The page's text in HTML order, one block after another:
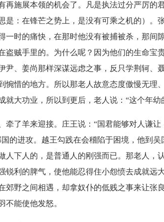
再施展本领的机会了。凡是执法过分严厉的
是：在锋芒之势上，是没有可乘之机的）。
一时的痛快，在那时他没有被捕被杀，那间
盗贼手里的。为什么呢？因为他们的生命宝
尹、姜尚那样深谋远虑之事，反只学荆轲、
惋惜的地方。所以那老人故意态度傲慢无理
大功业，所以到更后，老人说：“这个年幼
了羊来迎接。庄王说：“国君能够对人谦让
的进攻。越王勾践在会稽陷于困境，他到吴
下人的，是普通人的刚强而已。那老人，
锐利的脾气，使他能忍得住小怨愤去成就远
郊野之间相遇，却拿奴仆的低贱之事来让张
不能使他发怒。